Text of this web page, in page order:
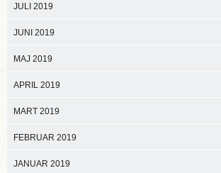
JULI 2019
JUNI 2019
MAJ 2019
APRIL 2019
MART 2019
FEBRUAR 2019
JANUAR 2019